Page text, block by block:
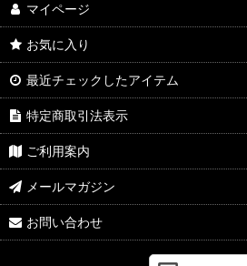
マイページ
お気に入り
最近チェックしたアイテム
特定商取引法表示
ご利用案内
メールマガジン
お問い合わせ